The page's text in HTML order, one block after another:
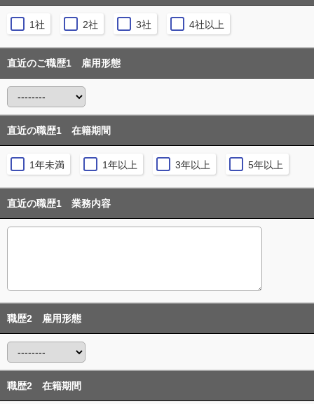
1社 2社 3社 4社以上
直近のご職歴1 雇用形態
直近の職歴1 在籍期間
1年未満 1年以上 3年以上 5年以上
直近の職歴1 業務内容
職歴2 雇用形態
職歴2 在籍期間